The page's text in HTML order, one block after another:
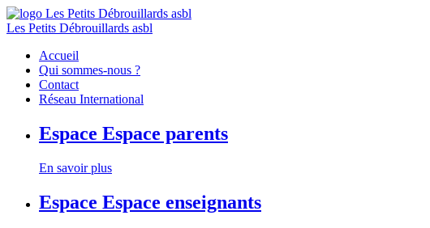
Les Petits Débrouillards asbl
Accueil
Qui sommes-nous ?
Contact
Réseau International
Espace Espace parents
En savoir plus
Espace Espace enseignants